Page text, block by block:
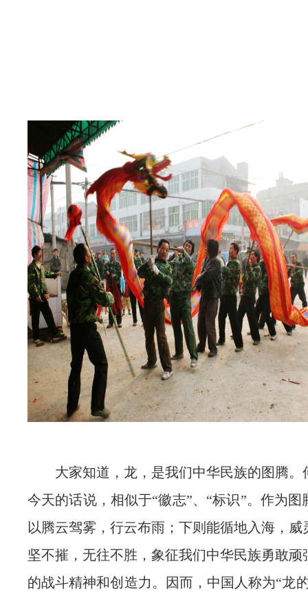
大家知道，龙，是我们中华民族的图腾。
今天的话说，相似于“徽志”、“标识”。作为图
以腾云驾雾，行云布雨；下则能循地入海，威
坚不摧，无往不胜，象征我们中华民族勇敢顽
的战斗精神和创造力。因而，中国人称为“龙